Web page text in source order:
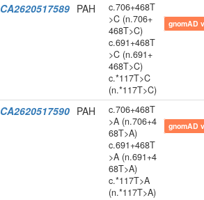
CA2620517589 PAH
c.706+468T
>C (n.706+
468T>C)
c.691+468T
>C (n.691+
468T>C)
c.*117T>C
(n.*117T>C)
gnomAD
CA2620517590 PAH
c.706+468T
>A (n.706+4
68T>A)
c.691+468T
>A (n.691+4
68T>A)
c.*117T>A
(n.*117T>A)
gnomAD